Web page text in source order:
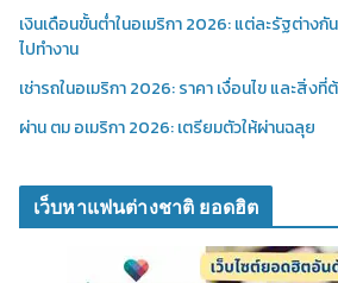
เงินเดือนขั้นต่ำในอเมริกา 2026: แต่ละรัฐต่าง
ไปทำงาน
เช่ารถในอเมริกา 2026: ราคา เงื่อนไข และสิ่ง
ผ่าน ตม อเมริกา 2026: เตรียมตัวให้ผ่านฉลุย
เว็บหาแฟนต่างชาติ ยอดฮิต